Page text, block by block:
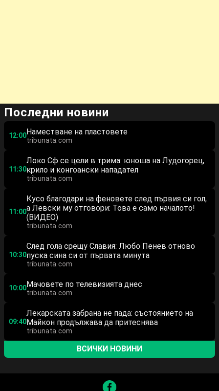
Последни новини
12:00Наместване на пластовете
tribunata.com
11:30
Локо Сф се цели в трима: юноша на Лудогорец,
крило и конгоански нападател
tribunata.com
11:00
Кусо благодари на феновете след първия си гол,
а Левски му отговори: Това е само началото!
(ВИДЕО)
tribunata.com
10:30
След гола срещу Славия: Любо Пенев отново
пуска сина си от първата минута
tribunata.com
10:00Мачовете по телевизията днес
tribunata.com
09:40
Лекарската забрана не пада: състоянието на
Майкон продължава да притеснява
tribunata.com
ВСИЧКИ НОВИНИ